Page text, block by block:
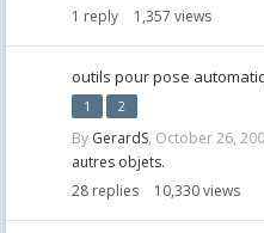
1 reply 1,357 views
outils pour pose
1 2
By GerardS, October 26,
autres objets.
28 replies 10,330views